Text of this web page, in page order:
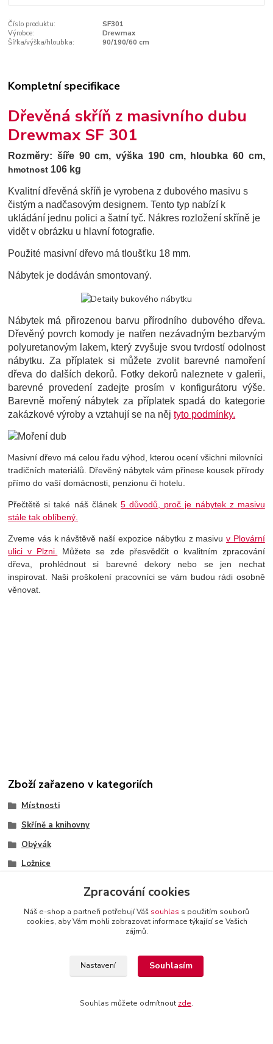
Číslo produktu:
SF301
Výrobce:
Drewmax
Šířka/výška/hloubka:
90/190/60 cm
Kompletní specifikace
Dřevěná skříň z masivního dubu
Drewmax SF 301
Rozměry: šíře 90 cm, výška 190 cm, hloubka 60 cm,
hmotnost 106 kg
Kvalitní dřevěná skříň je vyrobena z dubového masivu s
čistým a nadčasovým designem.Tento typ nabízí k
ukládání jednu polici a šatní tyč. Nákres rozložení skříně je
vidět v obrázku u hlavní fotografie.
Použité masivní dřevo má tloušťku 18 mm.
Nábytek je dodáván smontovaný.
Nábytek má přirozenou barvu přírodního dubového dřeva.
Dřevěný povrch komody je natřen nezávadným bezbarvým
polyuretanovým lakem, který zvyšuje svou tvrdostí odolnost
nábytku. Za příplatek si můžete zvolit barevné namoření
dřeva do dalších dekorů. Fotky dekorů naleznete v galerii,
barevné provedení zadejte prosím v konfigurátoru výše.
Barevně mořený nábytek za příplatek spadá do kategorie
zakázkové výroby a vztahují se na nějtyto podmínky.
Masivní dřevo má celou řadu výhod, kterou ocení všichni milovníci
tradičních materiálů. Dřevěný nábytek vám přinese kousek přírody
přímo do vaší domácnosti, penzionu či hotelu.
Přečtětě si také náš článek 5 důvodů, proč je nábytek z masivu
stále tak oblíbený.
Zveme vás k návštěvě naší expozice nábytku z masivuv Plovární
ulici v Plzni.
Můžete se zde přesvědčit o kvalitním zpracování
dřeva, prohlédnout si barevné dekory nebo se jen nechat
inspirovat. Naši proškolení pracovníci se vám budou rádi osobně
věnovat.
Zboží zařazeno v kategoriích
Místnosti
Skříně a knihovny
Obývák
Ložnice
Skříně
Zpracování cookies
Náš e-shop a partneři potřebují Váš souhlas s použitím souborů
cookies, aby Vám mohli zobrazovat informace týkající se Vašich
zájmů.
Nastavení Souhlasím
Souhlas můžete odmítnout zde.